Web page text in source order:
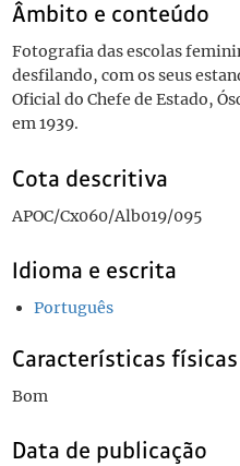
Âmbito e conteúdo
Fotografia das escolas
desfilando, com os seus
Oficial do Chefe de Estado,
em 1939.
Cota descritiva
APOC/Cx060/Alb019/095
Idioma e escrita
Português
Características
Bom
Data de publicação